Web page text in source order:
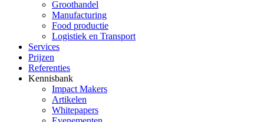
Groothandel
Manufacturing
Food productie
Logistiek en Transport
Services
Prijzen
Referenties
Kennisbank
Impact Makers
Artikelen
Whitepapers